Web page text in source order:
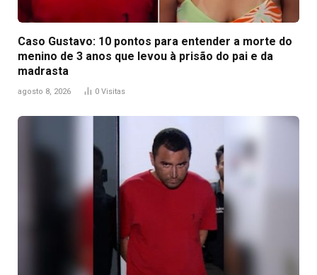
Caso Gustavo: 10 pontos para entender a morte do
menino de 3 anos que levou à prisão do pai e da
madrasta
agosto 8, 2026 0 Visitas